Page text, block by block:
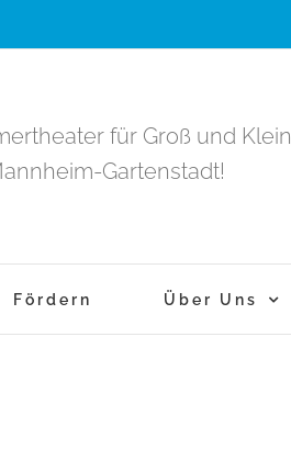
für Groß und Klein
Gartenstadt!
Fördern Über Uns